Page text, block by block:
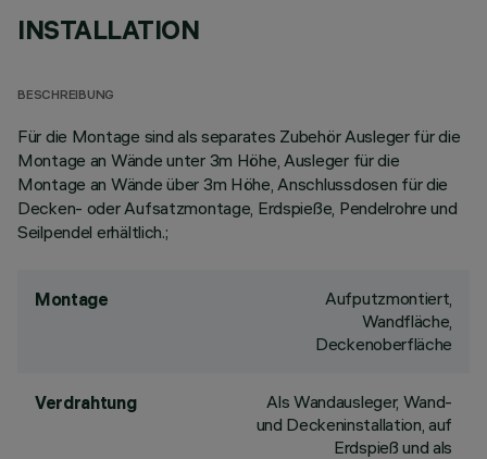
INSTALLATION
BESCHREIBUNG
Für die Montage sind als separates Zubehör Ausleger für die
Montage an Wände unter 3m Höhe, Ausleger für die
Montage an Wände über 3m Höhe, Anschlussdosen für die
Decken- oder Aufsatzmontage, Erdspieße, Pendelrohre und
Seilpendel erhältlich.;
Montage
Aufputzmontiert,
Wandfläche,
Deckenoberfläche
Verdrahtung
Als Wandausleger, Wand-
und Deckeninstallation, auf
Erdspieß und als